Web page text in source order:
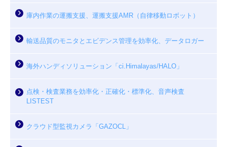
庫内作業の運搬支援、運搬支援AMR（自律移動ロボット）
輸送品質のモニタとエビデンス管理を効率化、データロガー
海外ハンディソリューション「ci.Himalayas/HALO」
点検・検査業務を効率化・正確化・標準化、音声検査
LISTEST
クラウド型監視カメラ「GAZOCL」